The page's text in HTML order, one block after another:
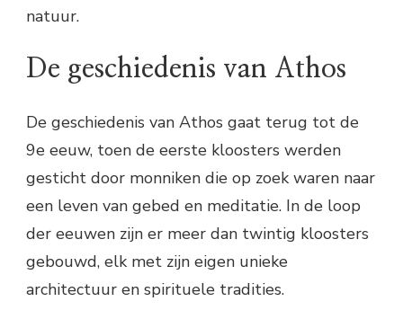
natuur.
De geschiedenis van Athos
De geschiedenis van Athos gaat terug tot de
9e eeuw, toen de eerste kloosters werden
gesticht door monniken die op zoek waren naar
een leven van gebed en meditatie. In de loop
der eeuwen zijn er meer dan twintig kloosters
gebouwd, elk met zijn eigen unieke
architectuur en spirituele tradities.